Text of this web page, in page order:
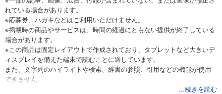
れている場合があります。
※応募券、ハガキなどはご利用いただけません。
※掲載時の商品やサービスは、時間の経過にともない提供が終了している
場合があります。
※この商品は固定レイアウトで作成されており、タブレットなど大きいデ
ィスプレイを備えた端末で読むことに適しています。
また、文字列のハイライトや検索、辞書の参照、引用などの機能が使用
できません。
...続きを読む